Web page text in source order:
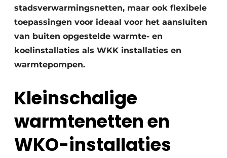
Warmtepompen
stadsverwarmingsnetten, maar ook flexibele
toepassingen voor ideaal voor het aansluiten
van buiten opgestelde warmte- en
koelinstallaties als WKK installaties en
warmtepompen.
Kleinschalige
warmtenetten en
WKO-installaties